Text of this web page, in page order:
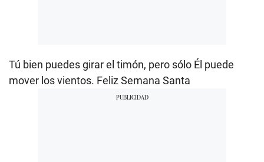
Tú bien puedes girar el timón, pero sólo Él puede
mover los vientos. Feliz Semana Santa